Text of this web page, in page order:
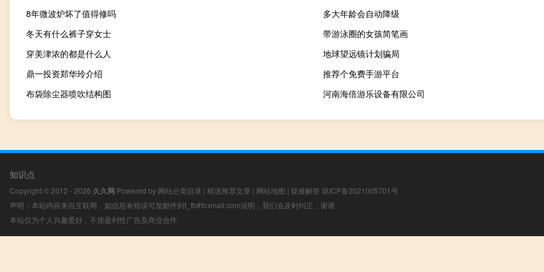
8年微波炉坏了值得修吗
多大年龄会自动降级
冬天有什么裤子穿女士
带游泳圈的女孩简笔画
穿美津浓的都是什么人
地球望远镜计划骗局
鼎一投资郑华玲介绍
推荐个免费手游平台
布袋除尘器喷吹结构图
河南海倍游乐设备有限公司
知识点
Copyright © 2012 - 2026 久久网 Powered by 网站分类目录 | 精选推荐文章 | 网站地图 | 疑难解答 琼ICP备2021005701号
声明：本站内容来自互联网，如信息有错误可发邮件到f_fb#foxmail.com说明，我们会及时纠正，谢谢
本站仅为个人兴趣爱好，不接盈利性广告及商业合作